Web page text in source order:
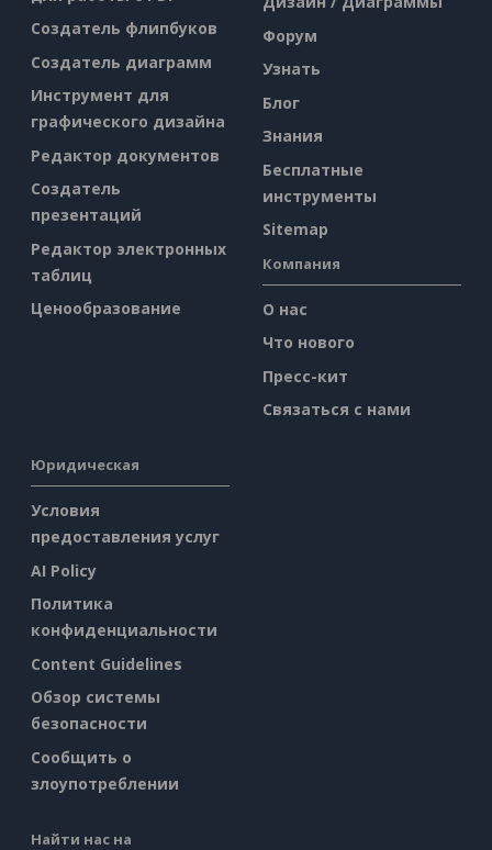
Создатель флипбуков
Создатель диаграмм
Инструмент для
графического дизайна
Редактор документов
Создатель
презентаций
Редактор электронных
таблиц
Ценообразование
Форум
Узнать
Блог
Знания
Бесплатные
инструменты
Sitemap
Компания
О нас
Что нового
Пресс-кит
Связаться с нами
Юридическая
Условия
предоставления услуг
AI Policy
Политика
конфиденциальности
Content Guidelines
Обзор системы
безопасности
Сообщить о
злоупотреблении
Найти нас на